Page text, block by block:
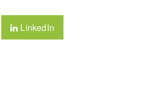
LinkedIn